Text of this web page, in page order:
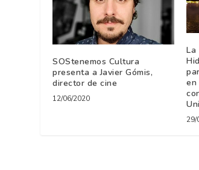
SOStenemos Cultura
presenta a Javier Gómis,
director de cine
12/06/2020
La
en
29/